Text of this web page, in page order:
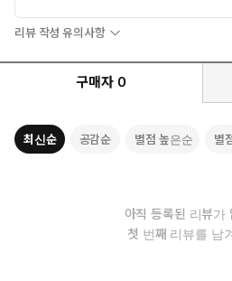
와 난폭한 군중 사이에 다툼이 생기고
리뷰 작성 유의사항
구매자 0
최신순 공감순 별점 높은순 별
아직 등록된 리뷰가
첫 번째 리뷰를 남